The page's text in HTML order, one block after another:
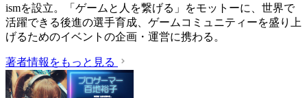
ismを設立。「ゲームと人を繋げる」をモットーに、世界で
活躍できる後進の選手育成、ゲームコミュニティーを盛り上
げるためのイベントの企画・運営に携わる。
著者情報をもっと見る